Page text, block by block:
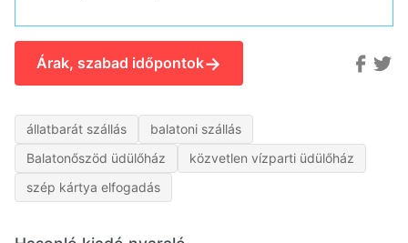
Árak, szabad időpontok→
állatbarát szállás
balatoni szállás
Balatonőszöd üdülőház
közvetlen vízparti üdülőház
szép kártya elfogadás